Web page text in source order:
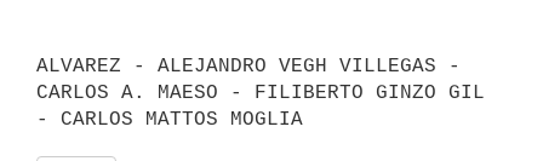
ALVAREZ - ALEJANDRO VEGH VILLEGAS -
CARLOS A. MAESO - FILIBERTO GINZO GIL